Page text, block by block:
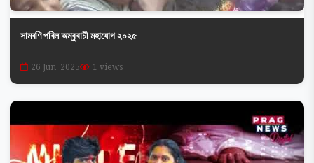
সামৰণি পৰিল অম্বুবাচী মহাযোগ ২০২৫
26 Jun, 2025 1 views